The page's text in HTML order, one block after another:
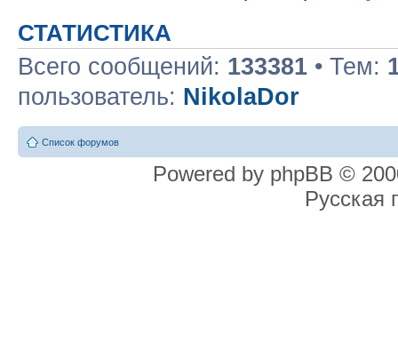
СТАТИСТИКА
Всего сообщений: 133381 • Тем:
пользователь: NikolaDor
Список форумов
Powered by phpBB ©
Русская